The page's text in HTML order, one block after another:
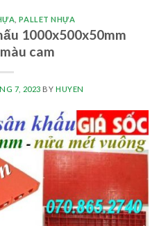
,PALLET NHỰA
1000x500x50mm
cam
7, 2023 BY HUYEN